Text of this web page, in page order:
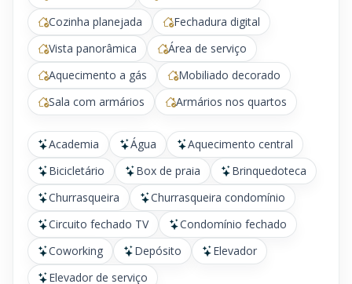
Cozinha planejada
Fechadura digital
Vista panorâmica
Área de serviço
Aquecimento a gás
Mobiliado decorado
Sala com armários
Armários nos quartos
Academia Água
Aquecimento central
Bicicletário
Box de praia
Brinquedoteca
Churrasqueira
Churrasqueira condomínio
Circuito fechado TV
Condomínio fechado
Coworking
Depósito
Elevador
Elevador de serviço